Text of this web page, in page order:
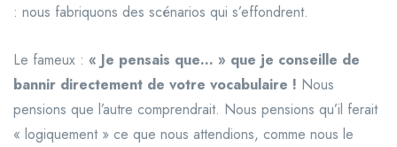
: nous fabriquons des scénarios qui s’effondrent.
Le fameux : « Je pensais que… » que je conseille de
bannir directement de votre vocabulaire ! Nous
pensions que l’autre comprendrait. Nous pensions qu’il ferait
« logiquement » ce que nous attendions, comme nous le